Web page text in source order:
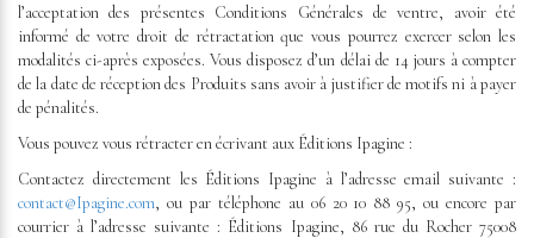
l’acceptation des présentes Conditions Générales de ventre, avoir été
informé de votre droit de rétractation que vous pourrez exercer selon les
modalités ci-après exposées. Vous disposez d’un délai de 14 jours à compter
de la date de réception des Produits sans avoir à justifier de motifs ni à payer
de pénalités.
Vous pouvez vous rétracter en écrivant aux Éditions Ipagine :
Contactez directement les Éditions Ipagine à l’adresse email suivante :
contact@Ipagine.com, ou par téléphone au 06 20 10 88 95, ou encore par
courrier à l’adresse suivante : Éditions Ipagine, 86 rue du Rocher 75008